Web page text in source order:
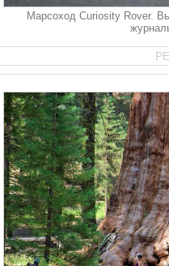
Марсоход Curiosity Rover.